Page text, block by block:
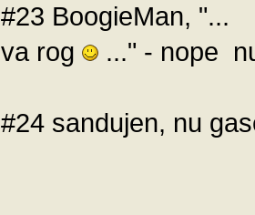
#23 BoogieMan, "...
va rog
..." - nope
#24 sandujen, nu